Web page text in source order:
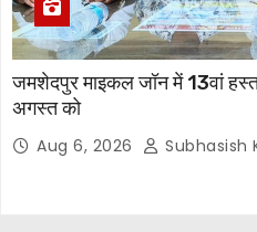
जमशेदपुर माइकल जॉन में 13वां
अगस्त को
Aug 6, 2026 Subhasish